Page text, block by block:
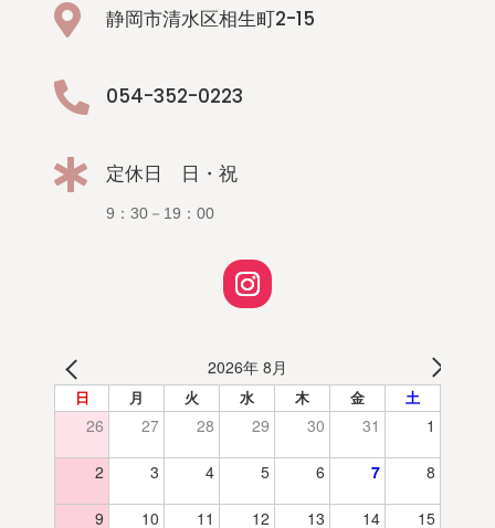
 静岡市清水区相生町2-15
 054-352-0223
 定休日 日・祝
9：30－19：00
2026年 8月
日 月 火 水 木 金 土
26 27 28 29 30 31 1
2 3 4 5 6 7 8
9 10 11 12 13 14 15